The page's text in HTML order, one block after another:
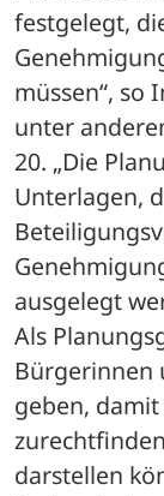
festgelegt,
müssen“, so
unter
20. „Die
Unterlagen,
ausgelegt
Als
Bürgerinnen
geben,
darstellen